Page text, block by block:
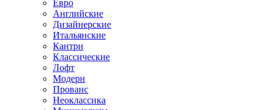
Евро
Английские
Дизайнерские
Итальянские
Кантри
Классические
Лофт
Модерн
Прованс
Неоклассика